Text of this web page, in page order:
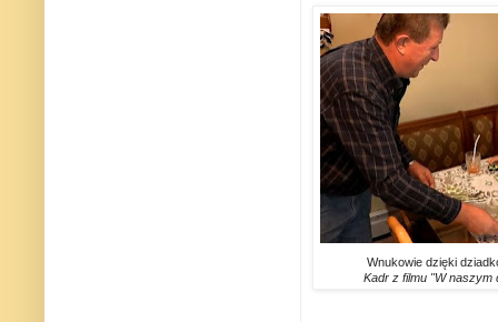
Wnukowie dzięki
Kadr z filmu "W naszym